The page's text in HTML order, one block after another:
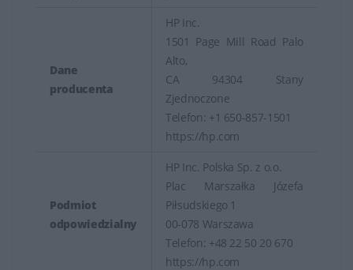
Dane
producenta
HP Inc.
1501 Page Mill Road Palo
Alto,
CA 94304 Stany
Zjednoczone
Telefon: +1 650-857-1501
https://hp.com
Podmiot
odpowiedzialny
HP Inc. Polska Sp. z o.o.
Plac Marszałka Józefa
Piłsudskiego 1
00-078 Warszawa
Telefon: +48 22 50 20 670
https://hp.com